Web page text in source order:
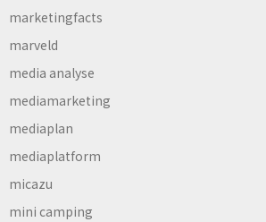
marketingfacts
marveld
media analyse
mediamarketing
mediaplan
mediaplatform
micazu
mini camping